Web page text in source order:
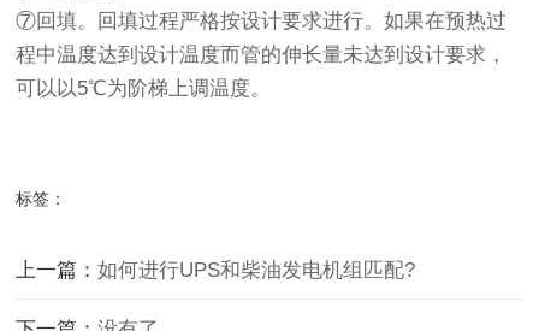
⑦回填。回填过程严格按设计要求进行。如果在预热过
程中温度达到设计温度而管的伸长量未达到设计要求，
可以以5℃为阶梯上调温度。
标签：
上一篇：如何进行UPS和柴油发电机组匹配?